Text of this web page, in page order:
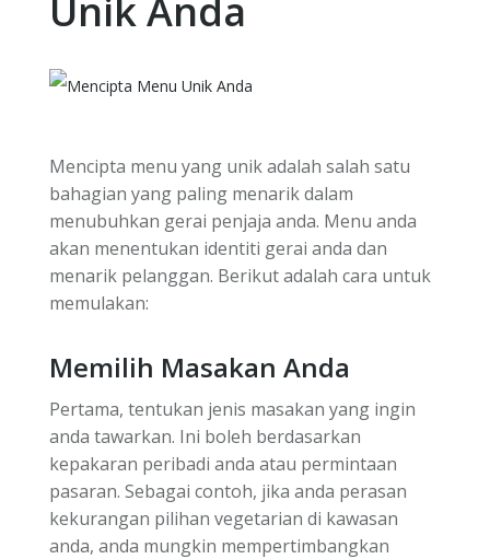
Unik Anda
Mencipta menu yang unik adalah salah satu
bahagian yang paling menarik dalam
menubuhkan gerai penjaja anda. Menu anda
akan menentukan identiti gerai anda dan
menarik pelanggan. Berikut adalah cara untuk
memulakan:
Memilih Masakan Anda
Pertama, tentukan jenis masakan yang ingin
anda tawarkan. Ini boleh berdasarkan
kepakaran peribadi anda atau permintaan
pasaran. Sebagai contoh, jika anda perasan
kekurangan pilihan vegetarian di kawasan
anda, anda mungkin mempertimbangkan